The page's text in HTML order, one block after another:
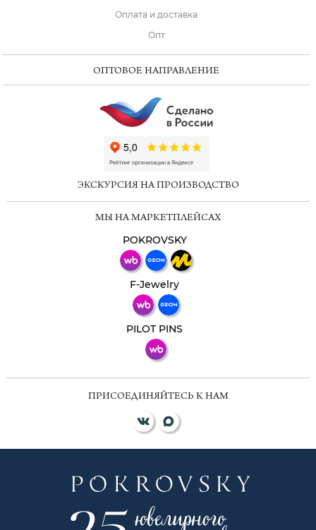
Оплата и доставка
Опт
ОПТОВОЕ НАПРАВЛЕНИЕ
ЭКСКУРСИЯ НА ПРОИЗВОДСТВО
МЫ НА МАРКЕТПЛЕЙСАХ
POKROVSKY
F-Jewelry
PILOT PINS
ПРИСОЕДИНЯЙТЕСЬ К НАМ